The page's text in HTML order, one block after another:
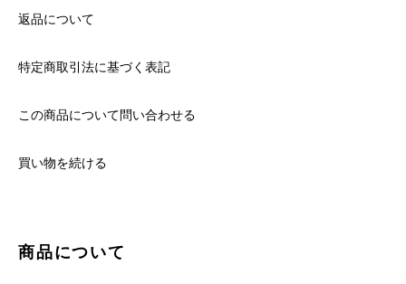
返品について
特定商取引法に基づく表記
この商品について問い合わせる
買い物を続ける
商品について